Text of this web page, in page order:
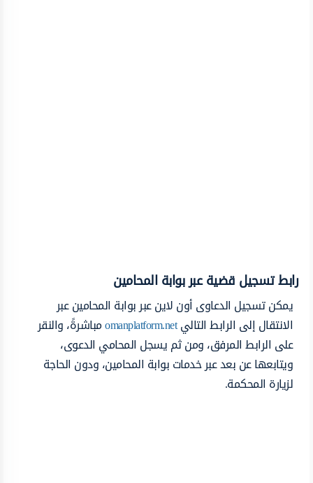
رابط تسجيل قضية عبر بوابة المحامين
يمكن تسجيل الدعاوى أون لاين عبر بوابة المحامين عبر
الانتقال إلى الرابط التاليomanplatform.netمباشرةً، والنقر
على الرابط المرفق، ومن ثم يسجل المحامي الدعوى،
ويتابعها عن بعد عبر خدمات بوابة المحامين، ودون الحاجة
لزيارة المحكمة.